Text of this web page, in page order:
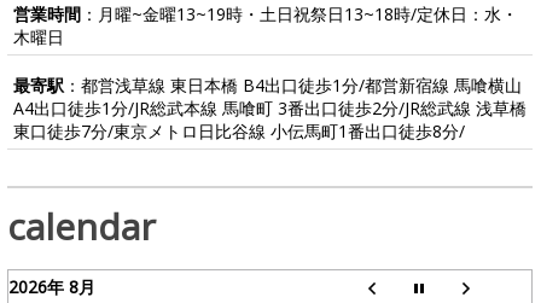
営業時間：月曜~金曜13~19時・土日祝祭日13~18時/定休日：水・
木曜日
最寄駅 ：都営浅草線 東日本橋 B4出口徒歩1分/都営新宿線 馬喰横山
A4出口徒歩1分/JR総武本線 馬喰町 3番出口徒歩2分/JR総武線 浅草橋
東口徒歩7分/東京メトロ日比谷線 小伝馬町1番出口徒歩8分/
calendar
2026年 8月